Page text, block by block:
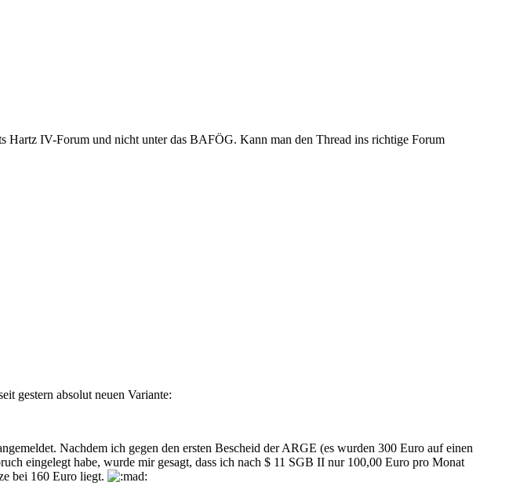
Hartz IV-Forum und nicht unter das BAFÖG. Kann man den Thread ins richtige Forum
gestern absolut neuen Variante:
Nachdem ich gegen den ersten Bescheid der ARGE (es wurden 300 Euro auf einen
eingelegt habe, wurde mir gesagt, dass ich nach $ 11 SGB II nur 100,00 Euro pro Monat
bei 160 Euro liegt.